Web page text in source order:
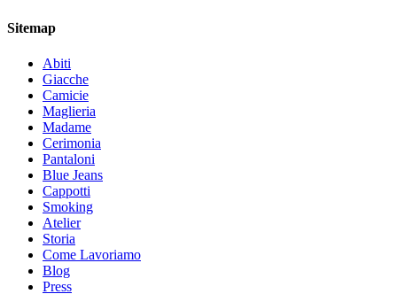
Sitemap
Abiti
Giacche
Camicie
Maglieria
Madame
Cerimonia
Pantaloni
Blue Jeans
Cappotti
Smoking
Atelier
Storia
Come Lavoriamo
Blog
Press